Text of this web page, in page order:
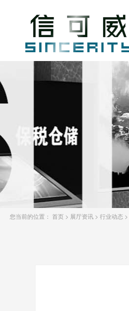
您当前的位置： 首页 > 展厅资讯 > 行业动态 >